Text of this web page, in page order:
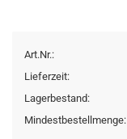
Art.Nr.:
Lieferzeit:
Lagerbestand:
Mindestbestellmenge: